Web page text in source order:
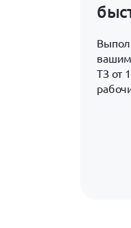
ТЗ от